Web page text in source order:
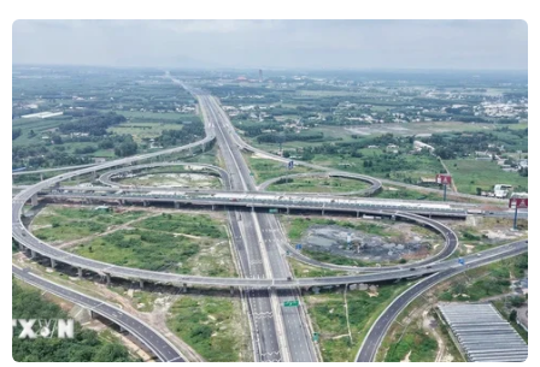
Đức: Đảng Xanh chính thức bầu ứng cử
viên thủ tướng
13/06/2021 02:47
Đảng Xanh đã bầu bà Annalena Baerbock là ứng cử
viên thủ tướng Đức, và nhất trí bầu hai lãnh đạo đảng
là bà Baerbock và ông Habeck trở thành bộ đôi tranh
cử trong cuộc bầu cử Quốc hội liên bang.